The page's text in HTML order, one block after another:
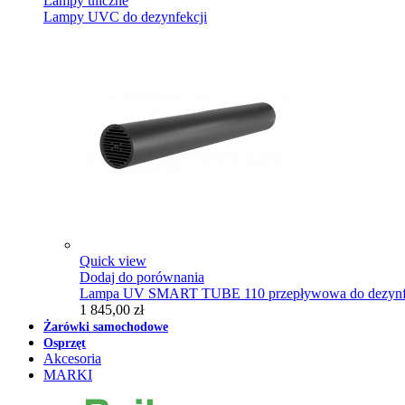
Lampy UVC do dezynfekcji
Quick view
Dodaj do porównania
Lampa UV SMART TUBE 110 przepływowa do
1 845,00 zł
Żarówki samochodowe
Osprzęt
Akcesoria
MARKI